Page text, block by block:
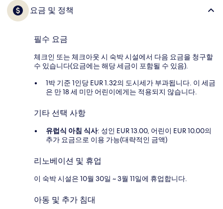
요금 및 정책
필수 요금
체크인 또는 체크아웃 시 숙박 시설에서 다음 요금을 청구할
수 있습니다(요금에는 해당 세금이 포함될 수 있음).
1박 기준 1인당 EUR 1.32의 도시세가 부과됩니다. 이 세금
은 만 18 세 미만 어린이에게는 적용되지 않습니다.
기타 선택 사항
유럽식 아침 식사: 성인 EUR 13.00, 어린이 EUR 10.00의
추가 요금으로 이용 가능(대략적인 금액)
리노베이션 및 휴업
이 숙박 시설은 10월 30일 ~ 3월 11일에 휴업합니다.
아동 및 추가 침대